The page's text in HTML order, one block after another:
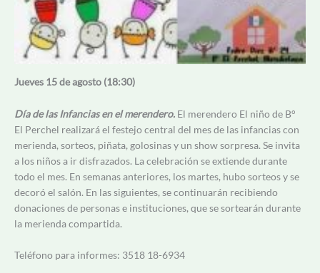
Jueves 15 de agosto (18:30)
Día de las Infancias en el merendero. El merendero El niño de B°
El Perchel realizará el festejo central del mes de las infancias con
merienda, sorteos, piñata, golosinas y un show sorpresa. Se invita
a los niños a ir disfrazados. La celebración se extiende durante
todo el mes. En semanas anteriores, los martes, hubo sorteos y se
decoró el salón. En las siguientes, se continuarán recibiendo
donaciones de personas e instituciones, que se sortearán durante
la merienda compartida.
Teléfono para informes: 3518 18-6934